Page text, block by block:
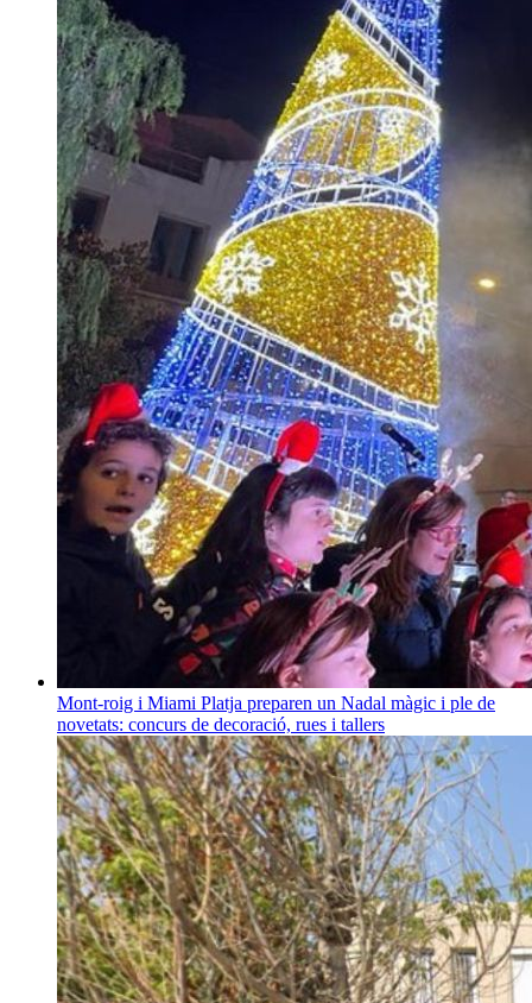
Mont-roig i Miami Platja preparen un Nadal màgic i ple de
novetats: concurs de decoració, rues i tallers